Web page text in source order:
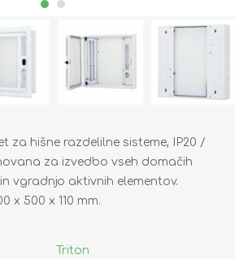
za hišne razdelilne sisteme, IP20 /
za izvedbo vseh domačih
vgradnjo aktivnih elementov.
x 500 x 110 mm.
Triton